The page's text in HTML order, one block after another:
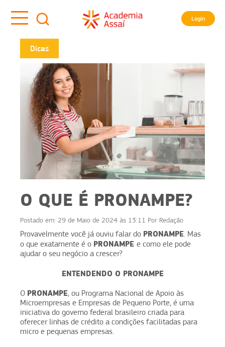
Login
Dicas
O QUE É PRONAMPE?
Postado em: 29 de Maio de 2024 às 13:11 Por Redação
Provavelmente você já ouviu falar do PRONAMPE. Mas
o que exatamente é o PRONAMPE e como ele pode
ajudar o seu negócio a crescer?
ENTENDENDO O PRONAMPE
O PRONAMPE, ou Programa Nacional de Apoio às
Microempresas e Empresas de Pequeno Porte, é uma
iniciativa do governo federal brasileiro criada para
oferecer linhas de crédito a condições facilitadas para
micro e pequenas empresas.